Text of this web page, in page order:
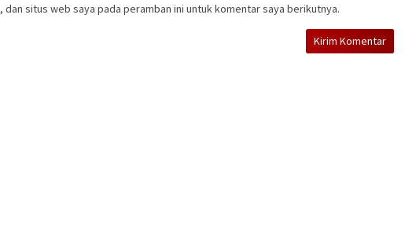
dan situs web saya pada peramban ini untuk komentar saya berikutnya.